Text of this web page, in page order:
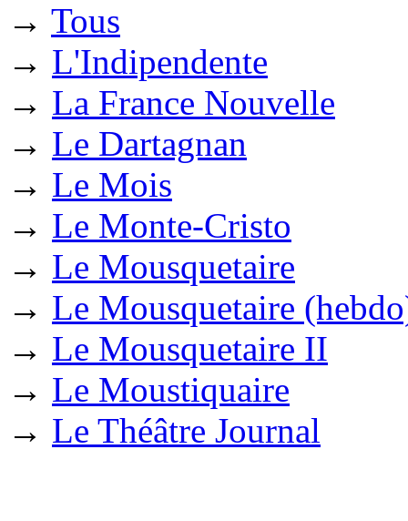
→ Tous
→ L'Indipendente
→ La France Nouvelle
→ Le Dartagnan
→ Le Mois
→ Le Monte-Cristo
→ Le Mousquetaire
→ Le Mousquetaire
→ Le Mousquetaire II
→ Le Moustiquaire
→ Le Théâtre Journal